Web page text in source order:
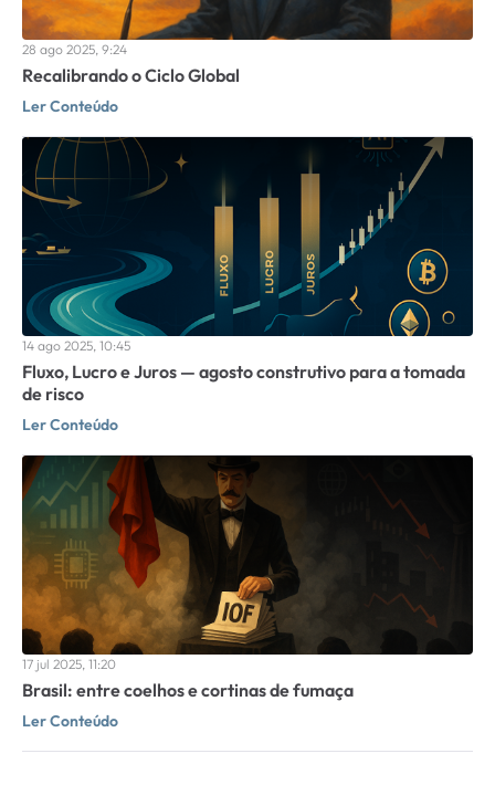
28 ago 2025, 9:24
Recalibrando o Ciclo Global
Ler Conteúdo
14 ago 2025, 10:45
Fluxo, Lucro e Juros — agosto construtivo para a tomada
de risco
Ler Conteúdo
17 jul 2025, 11:20
Brasil: entre coelhos e cortinas de fumaça
Ler Conteúdo